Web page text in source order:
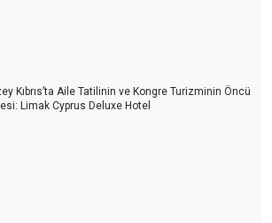
Kıbrıs’ta Aile Tatilinin ve Kongre Turizminin Öncü
Limak Cyprus Deluxe Hotel